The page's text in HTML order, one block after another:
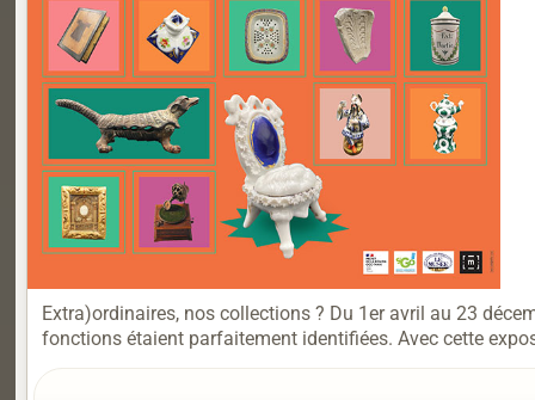
Extra)ordinaires, nos collections ? Du 1er avril au 23
fonctions étaient parfaitement identifiées. Avec cette